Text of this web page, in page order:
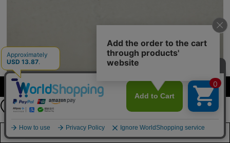
カラーを選択する（フリーサイズ）
店舗在庫を見る
公式LINEアカウント
お友達登録で
最新情報を配信中
詳しくはこちら